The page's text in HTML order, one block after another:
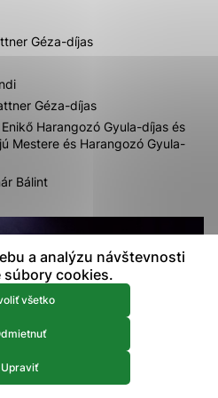
Géza-díjas
Géza-díjas
Harangozó Gyula-díjas és
Mestere és Harangozó Gyula-
Bálint
a analýzu návštevnosti
súbory cookies.
všetko
Upraviť
webovej stránky. Bez
web správne fungovať.
prevádzkovateľovi stránok
stránku používajú, aby
a ponúknuť im lepšiu
anonymne a nie je
osobou.
nastavenia
informácií